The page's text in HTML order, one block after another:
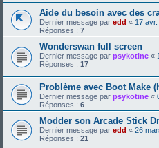
Aide du besoin avec des
Dernier message par edd « 17
Réponses : 7
Wonderswan full screen
Dernier message par psykotine «
Réponses : 17
Problème avec Boot Make
Dernier message par psykotine «
Réponses : 6
Modder son Arcade Stick
Dernier message par edd « 26
Réponses : 21